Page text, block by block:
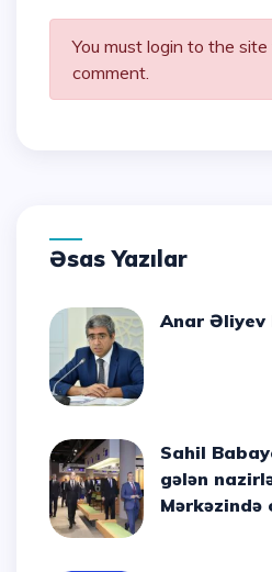
You must login to the
comment.
Əsas Yazılar
Anar
Sahil Babayev Serbiyadan
gələn
Mərkəzində